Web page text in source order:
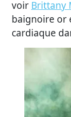
voir Brittany
baignoire or
cardiaque